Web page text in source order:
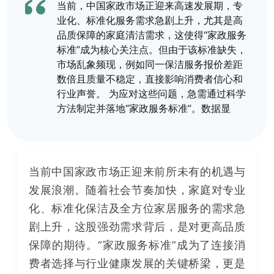
当前，中国家政市场正迎来高速发展期，专
业化、标准化服务需求急剧上升，尤其是高
品质保障的家庭清洁需求，这使得“家政服务
标准”成为核心关注点。但由于该标准缺失，
市场乱象频现，例如同一保洁服务报价差距
数倍且质量不稳定，直接影响消费者信心和
行业声誉。 为应对这些问题，急需通过科学
方法制定并落地“家政服务标准”。数据显
和可操作性。同时，强化员工赋能
当前中国家政市场正迎来前所未有的机遇与
发展浪潮。随着社会节奏加快，家庭对专业
化、标准化保洁及全方位家居服务的需求急
剧上升，这股强劲需求背后，是对更高品质
保障的期待。“家政服务标准”成为了连接消
费者选择与行业健康发展的关键桥梁，更是